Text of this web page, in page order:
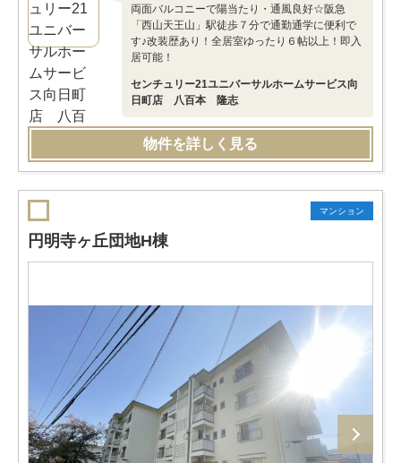
両面バルコニーで陽当たり・通風良好☆阪急
「西山天王山」駅徒歩７分で通勤通学に便利で
す♪改装歴あり！全居室ゆったり６帖以上！即入
居可能！
センチュリー21ユニバーサルホームサービス向
日町店 八百本 隆志
物件を詳しく見る
マンション
円明寺ヶ丘団地H棟